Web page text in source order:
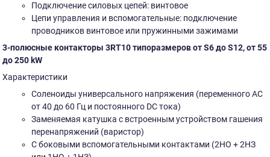
Подключение силовых цепей: винтовое
Цепи управления и вспомогательные: подключение
проводников винтовое или пружинными зажимами
3-полюсные контакторы 3RT10 типоразмеров от S6 до S12, от 55
до 250 kW
Характеристики
Соленоиды универсального напряжения (переменного АС
от 40 до 60 Гц и постоянного DC тока)
Заменяемая катушка с встроенным устройством гашения
перенапряжений (варистор)
С боковыми вспомогательными контактами (2НО + 2НЗ